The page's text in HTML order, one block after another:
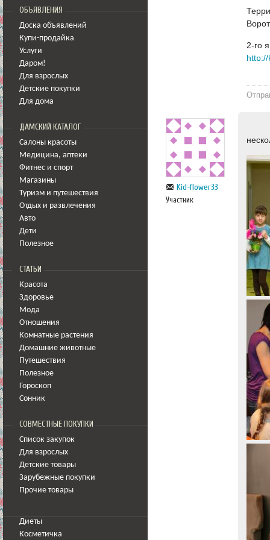
ОБЪЯВЛЕНИЯ
Доска объявлений
Купи-продайка
Услуги
Даром!
Для взрослых
Детские покупки
Для дома
ДАМСКИЙ КАТАЛОГ
Салоны красоты
Медицина, аптеки
Фитнес и спорт
Магазины
Туризм и путешествия
Отдых и развлечения
Авто
Дети
Полезное
СТАТЬИ
Красота
Здоровье
Мода
Отношения
Комнатные растения
Домашние животные
Путешествия
Полезное
Гороскоп
Сонник
СОВМЕСТНЫЕ ПОКУПКИ
Список закупок
Для взрослых
Детские товары
Зарубежные покупки
Прочие товары
Диеты
Косметичка
2-го
Kid-flower33
Участник